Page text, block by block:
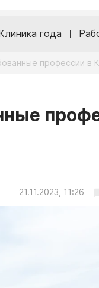
года
профессии в
21.11.2023, 11:26